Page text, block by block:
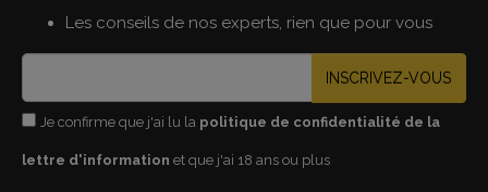
Les conseils de nos experts, rien que pour vous
INSCRIVEZ-VOUS
Je confirme que j'ai lu la politique de confidentialité de la
lettre d'information et que j'ai 18 ans ou plus